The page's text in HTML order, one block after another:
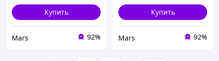
Купить
Mars 92%
Купить
Mars 92%